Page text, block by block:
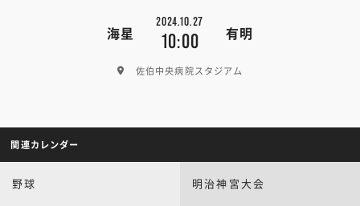
海星
2024.10.27
10:00 有明
佐伯中央病院スタジアム
関連カレンダー
野球 明治神宮大会